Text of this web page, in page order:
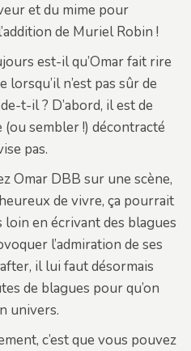
et du mime pour
de Muriel Robin !
est-il qu’Omar fait rire
n’est pas sûr de
t-il ? D’abord, il est de
sembler !) décontracté
pas.
Omar DBB sur une scène,
de vivre, ça pourrait
en écrivant des blagues
l’admiration de ses
il lui faut désormais
de blagues pour qu’on
univers.
c’est que vous pouvez